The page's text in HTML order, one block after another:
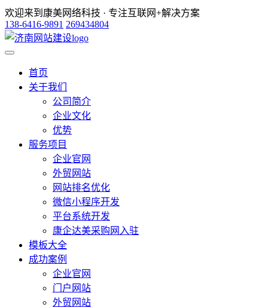
欢迎来到康美网络科技 · 专注互联网+解决方案
138-6416-9891 269434804
首页
关于我们
公司简介
企业文化
优势
服务项目
企业官网
外贸网站
网站排名优化
微信小程序开发
平台系统开发
康企达美采购网入驻
模板大全
成功案例
企业官网
门户网站
外贸网站